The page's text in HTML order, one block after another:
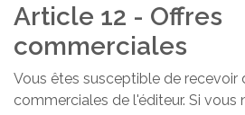
Article 12 - Offres
commerciales
Vous êtes susceptible de recevoir
commerciales de l'éditeur. Si vous